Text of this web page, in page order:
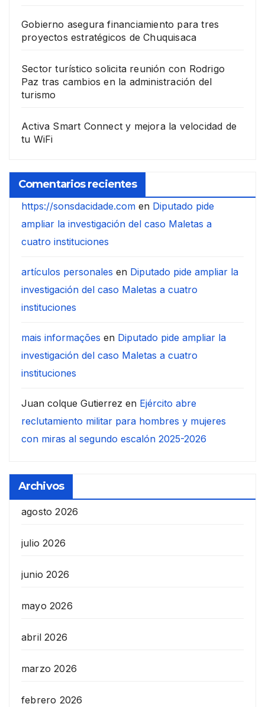
Gobierno asegura financiamiento para tres
proyectos estratégicos de Chuquisaca
Sector turístico solicita reunión con Rodrigo
Paz tras cambios en la administración del
turismo
Activa Smart Connect y mejora la velocidad de
tu WiFi
Comentarios recientes
https://sonsdacidade.com en Diputado pide
ampliar la investigación del caso Maletas a
cuatro instituciones
artículos personales en Diputado pide ampliar la
investigación del caso Maletas a cuatro
instituciones
mais informações en Diputado pide ampliar la
investigación del caso Maletas a cuatro
instituciones
Juan colque Gutierrez en Ejército abre
reclutamiento militar para hombres y mujeres
con miras al segundo escalón 2025-2026
Archivos
agosto 2026
julio 2026
junio 2026
mayo 2026
abril 2026
marzo 2026
febrero 2026